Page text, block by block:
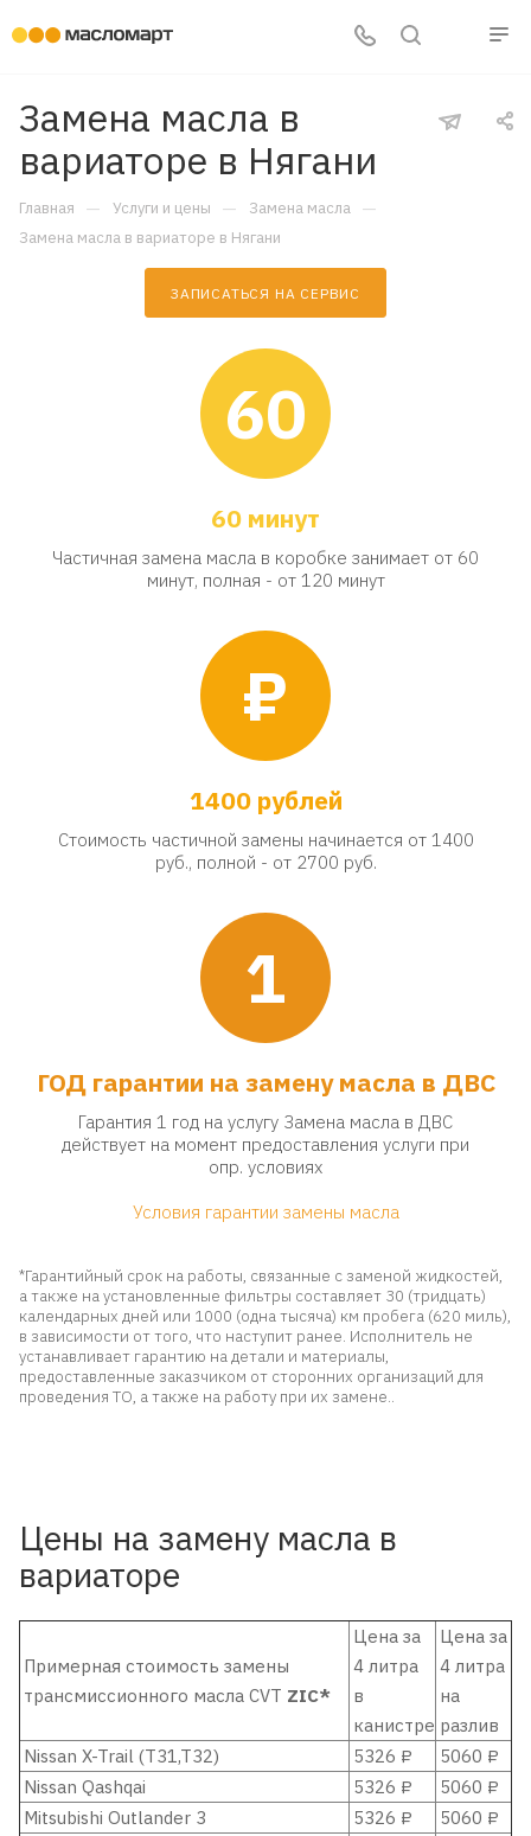
Замена масла в
вариаторе в Нягани
Главная — Услуги и цены — Замена масла —
Замена масла в вариаторе в Нягани
ЗАПИСАТЬСЯ НА СЕРВИС
60
60 минут
Частичная замена масла в коробке занимает от 60
минут, полная - от 120 минут
₽
1400 рублей
Стоимость частичной замены начинается от 1400
руб., полной - от 2700 руб.
1
ГОД гарантии на замену масла в ДВС
Гарантия 1 год на услугу Замена масла в ДВС
действует на момент предоставления услуги при
опр. условиях
Условия гарантии замены масла
*Гарантийный срок на работы, связанные с заменой жидкостей,
а также на установленные фильтры составляет 30 (тридцать)
календарных дней или 1000 (одна тысяча) км пробега (620 миль),
в зависимости от того, что наступит ранее. Исполнитель не
устанавливает гарантию на детали и материалы,
предоставленные заказчиком от сторонних организаций для
проведения ТО, а также на работу при их замене..
Цены на замену масла в
вариаторе
Примерная стоимость замены
трансмиссионного масла CVT ZIC*
Цена за
4 литра
в
канистре
Цена за
4 литра
на
разлив
Nissan X-Trail (T31,T32)
5326 ₽
5060 ₽
Nissan Qashqai
5326 ₽
5060 ₽
Mitsubishi Outlander 3
5326 ₽
5060 ₽